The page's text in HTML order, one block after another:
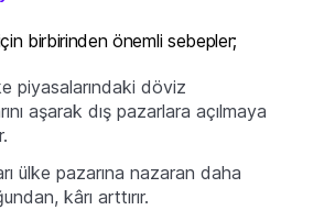
birbirinden önemli sebepler;
piyasalarındaki döviz
aşarak dış pazarlara açılmaya
ülke pazarına nazaran daha
kârı arttırır.